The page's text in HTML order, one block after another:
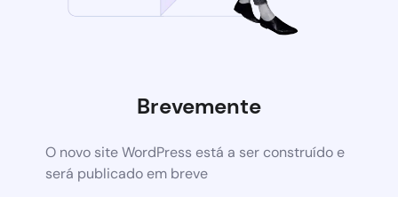
Brevemente
O novo site WordPress está a ser construído e
será publicado em breve